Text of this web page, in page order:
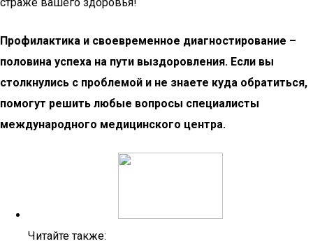
Профилактика и своевременное диагностирование –
половина успеха на пути выздоровления. Если вы
столкнулись с проблемой и не знаете куда обратиться,
помогут решить любые вопросы специалисты
международного медицинского центра.
Читайте также: